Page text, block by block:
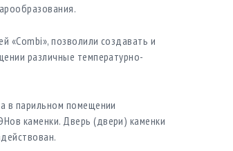
«Combi», позволили создавать и
различные температурно-
в парильном помещении
каменки. Дверь (двери) каменки